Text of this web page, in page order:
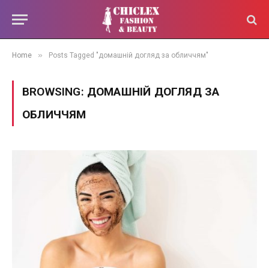
Home » Posts Tagged "домашній догляд за обличчям"
BROWSING: ДОМАШНІЙ ДОГЛЯД ЗА
ОБЛИЧЧЯМ